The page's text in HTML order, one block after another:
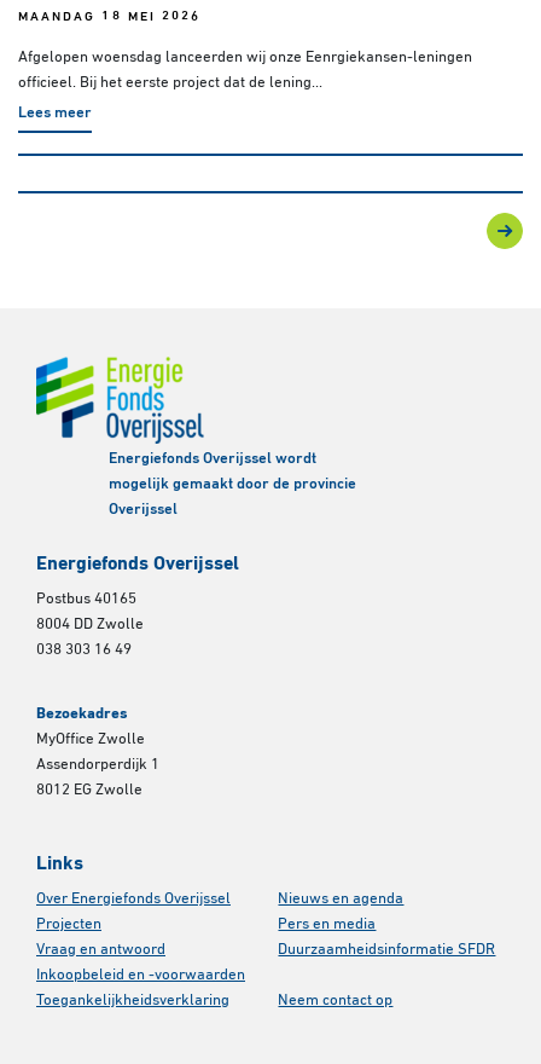
MAANDAG 18 MEI 2026
Afgelopen woensdag lanceerden wij onze Eenrgiekansen-leningen
officieel. Bij het eerste project dat de lening...
Lees meer
Energiefonds Overijssel wordt
mogelijk gemaakt door de provincie
Overijssel
Energiefonds Overijssel
Postbus 40165
8004 DD Zwolle
038 303 16 49
Bezoekadres
MyOffice Zwolle
Assendorperdijk 1
8012 EG Zwolle
Links
Over Energiefonds Overijssel
Nieuws en agenda
Projecten
Pers en media
Vraag en antwoord
Duurzaamheidsinformatie SFDR
Inkoopbeleid en -voorwaarden
Toegankelijkheidsverklaring
Neem contact op